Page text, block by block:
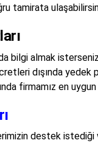
tamirata
bilgi almak
dışında yedek
firmamız en
destek istediği